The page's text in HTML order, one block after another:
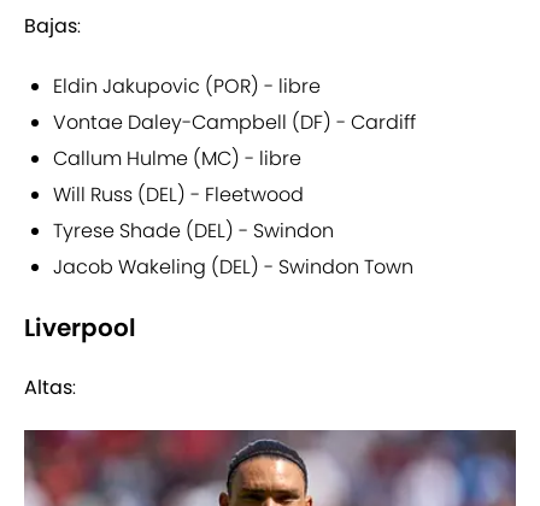
Bajas:
Eldin Jakupovic (POR) - libre
Vontae Daley-Campbell (DF) - Cardiff
Callum Hulme (MC) - libre
Will Russ (DEL) - Fleetwood
Tyrese Shade (DEL) - Swindon
Jacob Wakeling (DEL) - Swindon Town
Liverpool
Altas: